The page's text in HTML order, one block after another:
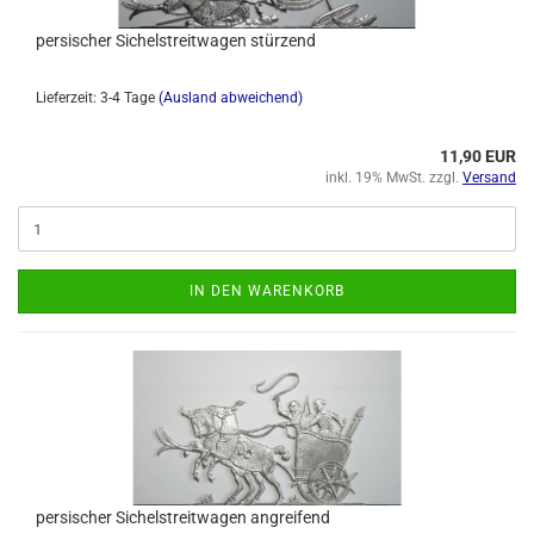
persischer Sichelstreitwagen stürzend
Lieferzeit: 3-4 Tage (Ausland abweichend)
11,90 EUR
inkl. 19% MwSt. zzgl. Versand
IN DEN WARENKORB
persischer Sichelstreitwagen angreifend